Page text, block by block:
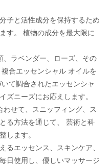
子と活性成分を保持するため
す。 植物の成分を最大限に
ラベンダー、ローズ、その
合エッセンシャル オイルを
て調合されたエッセンシャ
ズニーズにお応えします。
せて、スニッフィング、ス
る方法を通じて、 芸術と科
します。
るエッセンス、スキンケア、
日使用し、優しいマッサージ